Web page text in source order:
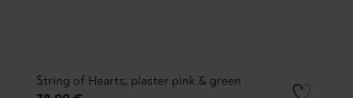
String of Hearts, plaster pink & green